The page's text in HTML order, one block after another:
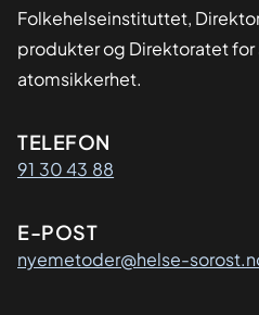
Folkehelseinstituttet,
produkter og Direktoratet for
atomsikkerhet.
TELEFON
91 30 43 88
E-POST
nyemetoder@helse-